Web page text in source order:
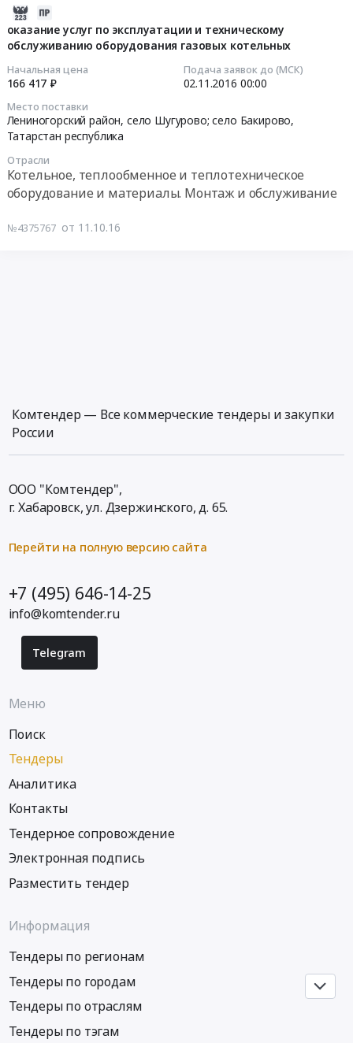
оказание услуг по эксплуатации и техническому
обслуживанию оборудования газовых котельных
Начальная цена
166 417 ₽
Подача заявок до (МСК)
02.11.2016 00:00
Место поставки
Лениногорский район, село Шугурово; село Бакирово,
Татарстан республика
Отрасли
Котельное, теплообменное и теплотехническое
оборудование и материалы. Монтаж и обслуживание
№4375767 от 11.10.16
Комтендер — Все коммерческие тендеры и закупки
России
ООО "Комтендер",
г. Хабаровск,ул. Дзержинского, д. 65.
Перейти на полную версию сайта
+7 (495) 646-14-25
info@komtender.ru
Telegram
Меню
Поиск
Тендеры
Аналитика
Контакты
Тендерное сопровождение
Электронная подпись
Разместить тендер
Информация
Тендеры по регионам
Тендеры по городам
Тендеры по отраслям
Тендеры по тэгам